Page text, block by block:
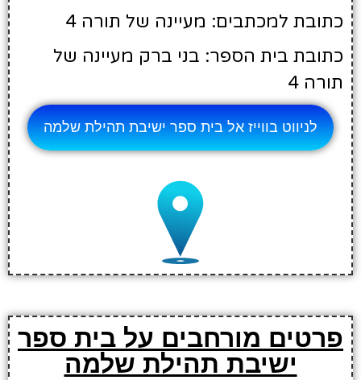
כתובת למכתבים: מעיינה של תורה 4
כתובת בית הספר: בני ברק מעיינה של
תורה 4
לניווט בווייז אל בית ספר ישיבת תהילת שלמה
פרטים מורחבים על בית ספר
ישיבת תהילת שלמה